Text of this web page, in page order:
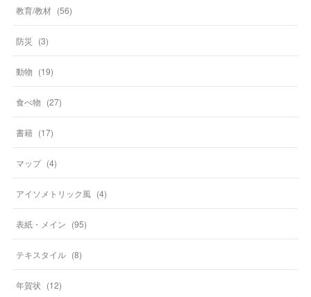
教育/教材 (56)
防災 (3)
動物 (19)
食べ物 (27)
書籍 (17)
マップ (4)
アイソメトリック風 (4)
表紙・メイン (95)
テキスタイル (8)
年賀状 (12)